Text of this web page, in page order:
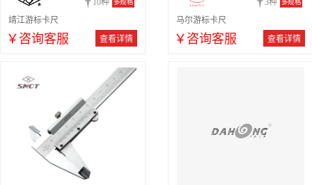
多规格
靖江游标卡尺
￥咨询客服 查看详情
多规格
马尔游标卡尺
￥咨询客服 查看详情